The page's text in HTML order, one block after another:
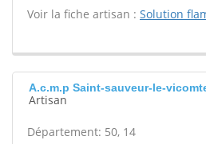
Voir la fiche artisan : Solution
A.c.m.p Saint-sauveur-le-
Artisan
Département: 50, 14